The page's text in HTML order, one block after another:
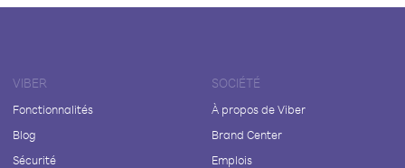
VIBER
Fonctionnalités
Blog
Sécurité
SOCIÉTÉ
À propos de Viber
Brand Center
Emplois